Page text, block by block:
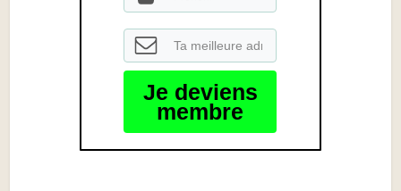
Je deviens
membre